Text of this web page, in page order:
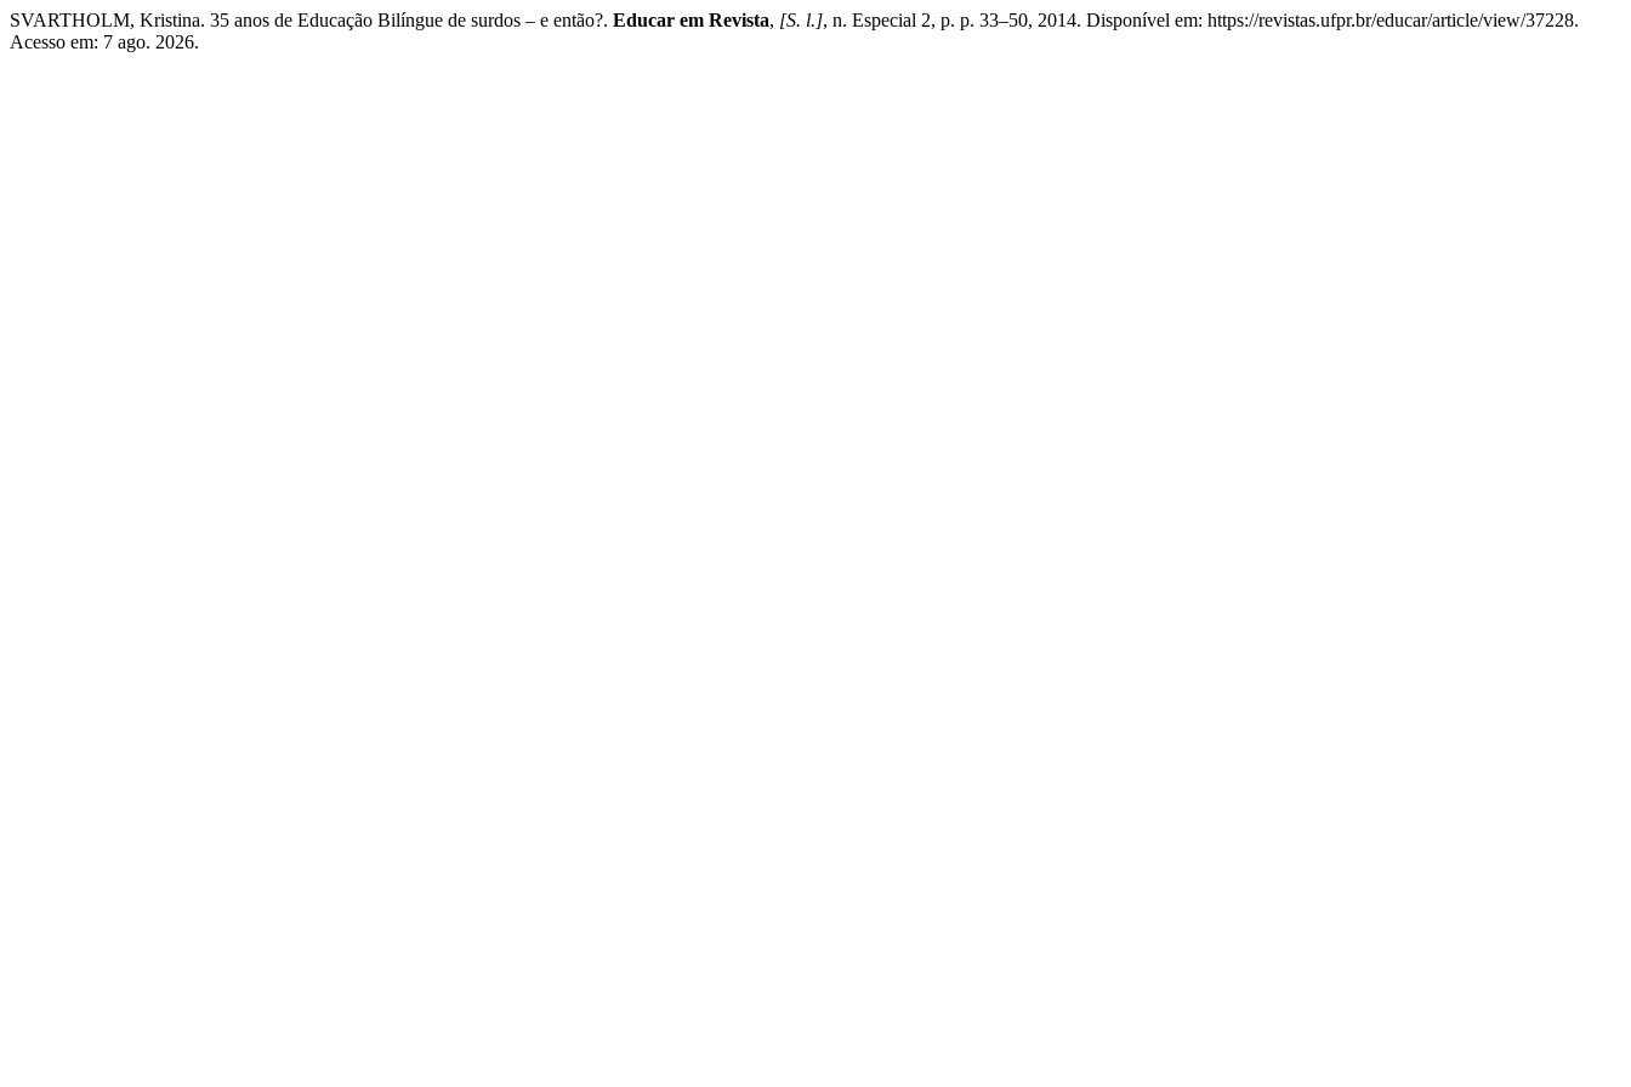
SVARTHOLM, Kristina. 35 anos de Educação Bilíngue de surdos – e então?. Educar em Revista, [S. l.], n. Especial 2, p. p. 33–50, 2014. Disponível em: https://revistas.ufpr.br/educar/article/view/37228.
Acesso em: 7 ago. 2026.